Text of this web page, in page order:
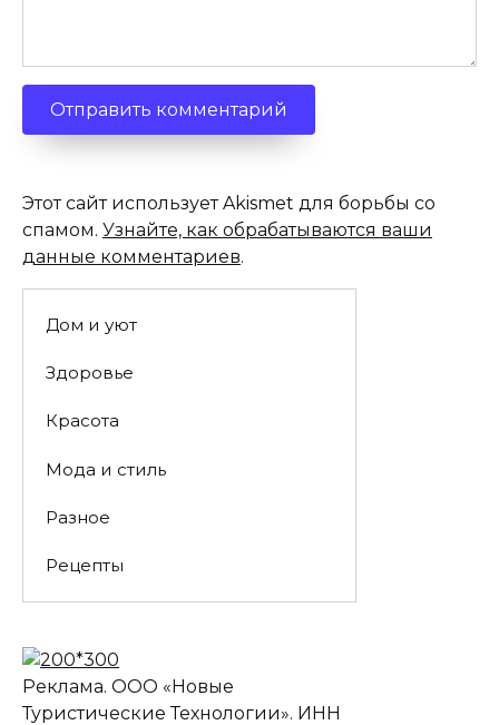
Этот сайт использует Akismet для борьбы со
спамом. Узнайте, как обрабатываются ваши
данные комментариев.
Дом и уют
Здоровье
Красота
Мода и стиль
Разное
Рецепты
Реклама. ООО «Новые
Туристические Технологии». ИНН